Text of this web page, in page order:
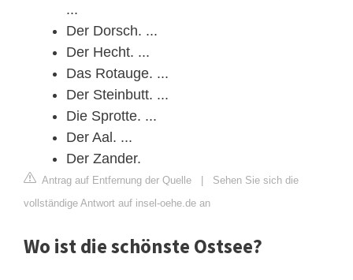
...
Der Dorsch. ...
Der Hecht. ...
Das Rotauge. ...
Der Steinbutt. ...
Die Sprotte. ...
Der Aal. ...
Der Zander.
Antrag auf Entfernung der Quelle | Sehen Sie sich die
vollständige Antwort auf insel-oehe.de an
Wo ist die schönste Ostsee?